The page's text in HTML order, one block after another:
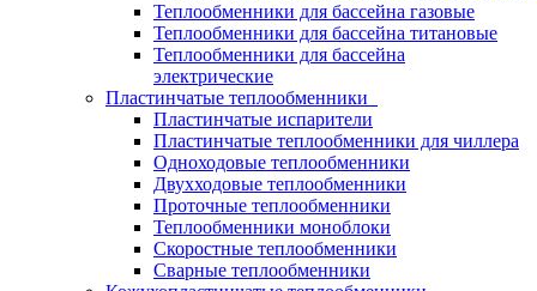
Теплообменники для бассейна газовые
Теплообменники для бассейна титановые
Теплообменники для бассейна
электрические
Пластинчатые теплообменники
Пластинчатые испарители
Пластинчатые теплообменники для чиллера
Одноходовые теплообменники
Двухходовые теплообменники
Проточные теплообменники
Теплообменники моноблоки
Скоростные теплообменники
Сварные теплообменники